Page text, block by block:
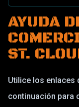
AYUDA
ST.
Utilice los enlaces
continuación para